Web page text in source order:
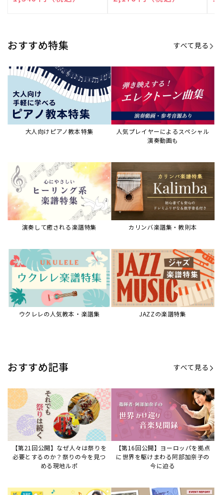
おすすめ特集 すべて見る
大人向けピアノ教本特集
人気プレイヤーによるスペシャル
演奏動画も
演奏して癒される楽譜特集 カリンバ楽譜集・教則本
ウクレレの人気教本・楽譜集 JAZZの楽譜特集
おすすめ記事 すべて見る
【第21回公開】なぜ人々は祭りを
必要とするのか？祭りの今を見つ
める現地ルポ
【第16回公開】ヨーロッパを拠点
に世界を駆けまわる阿部加奈子の
今に迫る